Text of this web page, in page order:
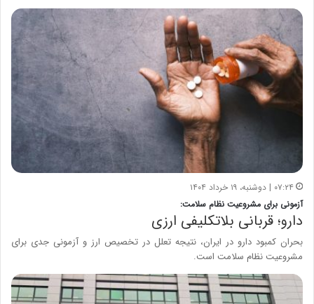
۰۷:۲۴ | دوشنبه، ۱۹ خرداد ۱۴۰۴
آزمونی برای مشروعیت نظام سلامت:
دارو؛ قربانی بلاتکلیفی ارزی
بحران کمبود دارو در ایران، نتیجه تعلل در تخصیص ارز و آزمونی جدی برای
مشروعیت نظام سلامت است.